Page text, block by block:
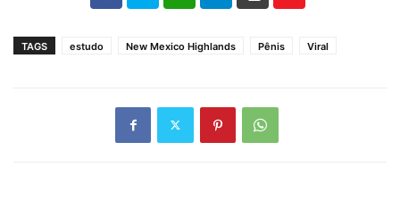
TAGS estudo New Mexico Highlands Pênis Viral